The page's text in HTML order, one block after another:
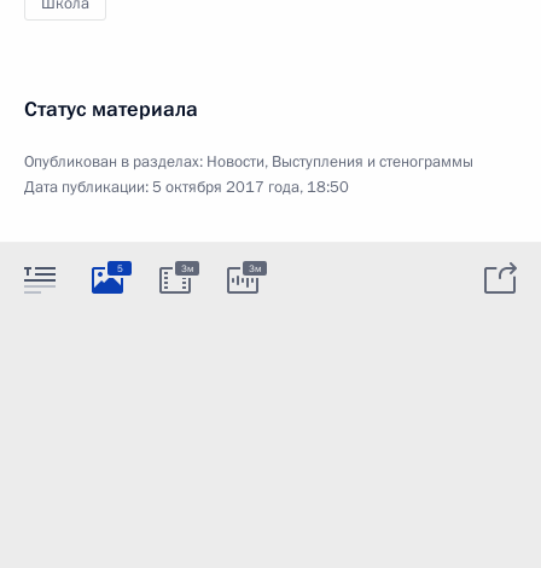
Статус материала
Опубликован в разделах: Новости, Выступления и стенограммы
Дата публикации:5 октября 2017 года, 18:50
5 3м 3м